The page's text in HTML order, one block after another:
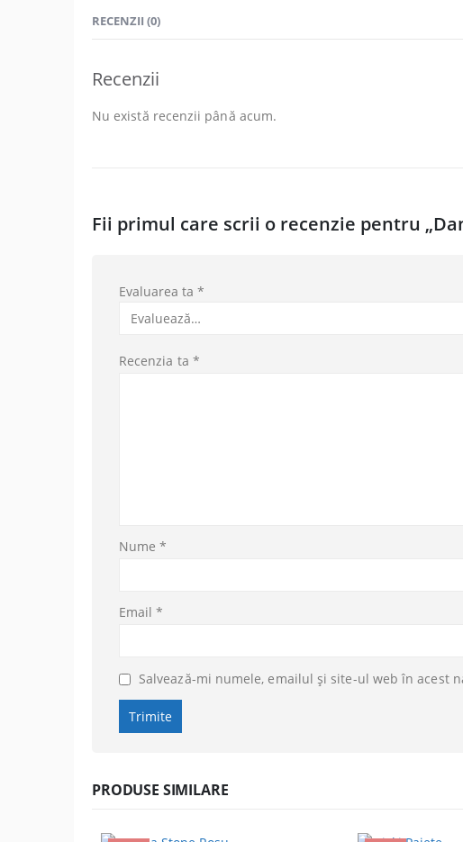
RECENZII (0)
Recenzii
Nu există recenzii până acum.
Fii primul care scrii o recenzie pentru
Evaluarea ta *
Recenzia ta *
Nume*
Email*
Salvează-mi numele, emailul și site-ul web în acest
PRODUSE SIMILARE